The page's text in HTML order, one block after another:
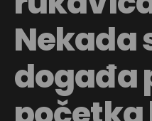
Nekada
događa